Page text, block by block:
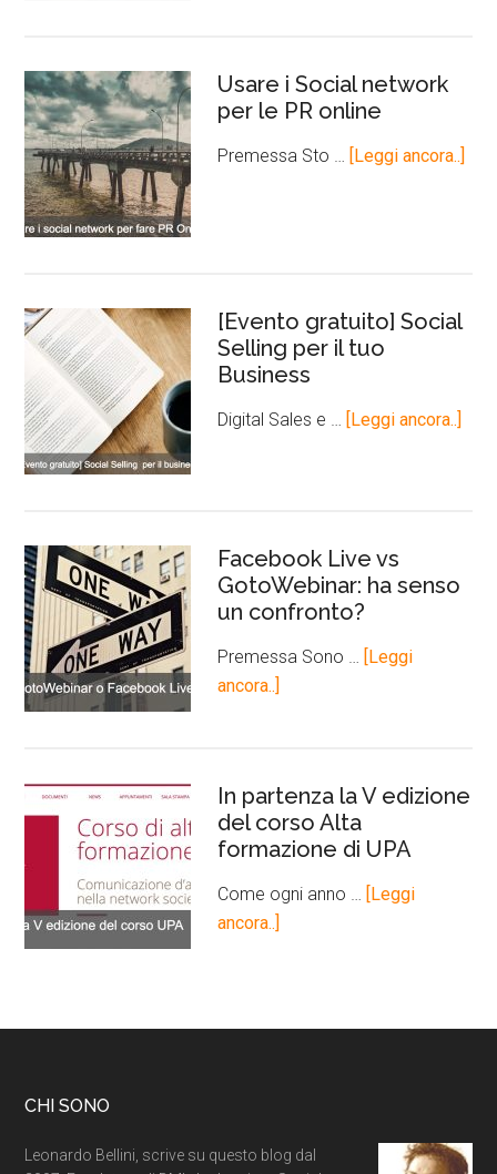
Usare i Social network
per le PR online
Premessa Sto … [Leggi ancora..]
[Evento gratuito] Social
Selling per il tuo
Business
Digital Sales e … [Leggi ancora..]
Facebook Live vs
GotoWebinar: ha senso
un confronto?
Premessa Sono …
[Leggi
ancora..]
In partenza la V edizione
del corso Alta
formazione di UPA
Come ogni anno …
[Leggi
ancora..]
CHI SONO
Leonardo Bellini, scrive su questo blog dal